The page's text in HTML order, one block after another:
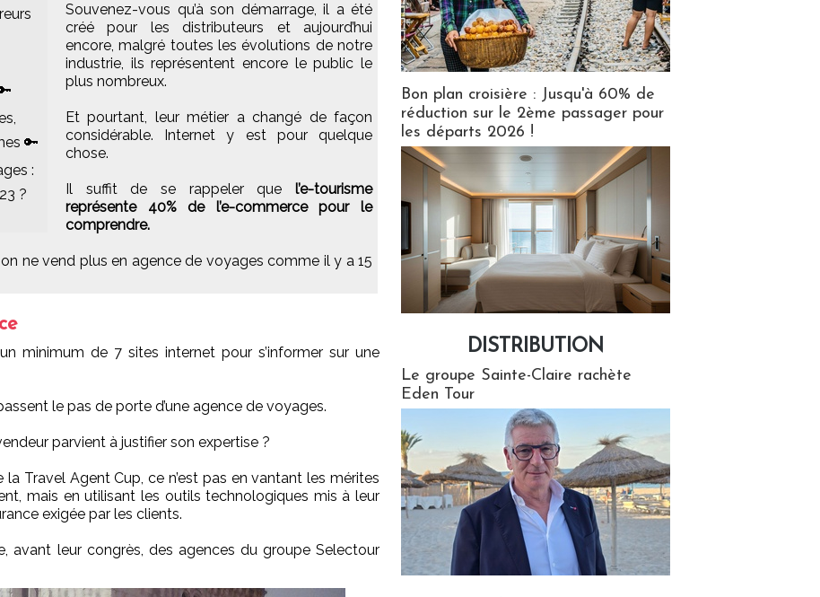
🔑
:
?
Souvenez-vous qu’à son démarrage, il a été
créé pour les distributeurs et aujourd’hui
encore, malgré toutes les évolutions de notre
industrie, ils représentent encore le public le
plus nombreux.
Et pourtant, leur métier a changé de façon
considérable. Internet y est pour quelque
chose.
Il suffit de se rappeler que l’e-tourisme
représente 40% de l’e-commerce pour le
comprendre.
on ne vend plus en agence de voyages comme il y a 15
minimum de 7 sites internet pour s’informer sur une
le pas de porte d’une agence de voyages.
parvient à justifier son expertise ?
la Travel Agent Cup, ce n’est pas en vantant les mérites
mais en utilisant les outils technologiques mis à leur
exigée par les clients.
avant leur congrès, des agences du groupe Selectour
Bon plan croisière : Jusqu'à 60% de
réduction sur le 2ème passager pour
les départs 2026 !
DISTRIBUTION
Le groupe Sainte-Claire rachète
Eden Tour